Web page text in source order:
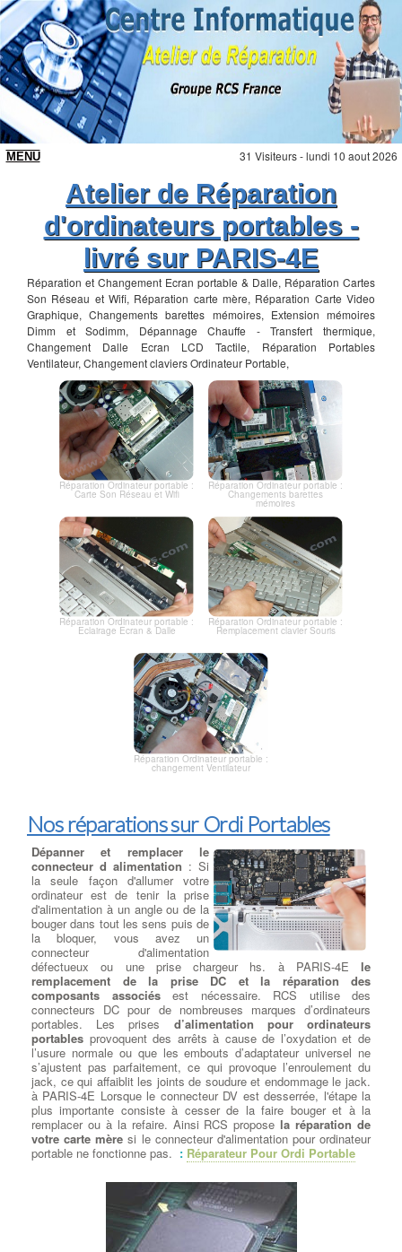
31 Visiteurs - lundi 10 aout 2026
Atelier de Réparation
d'ordinateurs portables -
livré sur PARIS-4E
Réparation et Changement Ecran portable & Dalle, Réparation Cartes
Son Réseau et Wifi, Réparation carte mère, Réparation Carte Video
Graphique, Changements barettes mémoires, Extension mémoires
Dimm et Sodimm, Dépannage Chauffe - Transfert thermique,
Changement Dalle Ecran LCD Tactile, Réparation Portables
Ventilateur, Changement claviers Ordinateur Portable,
Réparation Ordinateur portable :
Carte Son Réseau et Wifi
Réparation Ordinateur portable :
Changements barettes
mémoires
Réparation Ordinateur portable :
Eclairage Ecran & Dalle
Réparation Ordinateur portable :
Remplacement clavier Souris
Réparation Ordinateur portable :
changement Ventilateur
Nos réparations sur Ordi Portables
Dépanner et remplacer le
connecteur d alimentation : Si
la seule façon d'allumer votre
ordinateur est de tenir la prise
d'alimentation à un angle ou de la
bouger dans tout les sens puis de
la bloquer, vous avez un
connecteur d'alimentation
défectueux ou une prise chargeur hs. à PARIS-4E le
remplacement de la prise DC et la réparation des
composants associésest nécessaire. RCS utilise des
connecteurs DC pour de nombreuses marques d’ordinateurs
portables. Les prises d’alimentation pour ordinateurs
portables provoquent des arrêts à cause de l’oxydation et de
l’usure normale ou que les embouts d’adaptateur universel ne
s’ajustent pas parfaitement, ce qui provoque l’enroulement du
jack, ce qui affaiblit les joints de soudure et endommage le jack.
à PARIS-4E Lorsque le connecteur DV est desserrée, l'étape la
plus importante consiste à cesser de la faire bouger et à la
remplacer ou à la refaire. Ainsi RCS propose la réparation de
votre carte mère si le connecteur d'alimentation pour ordinateur
portable ne fonctionne pas. : Réparateur Pour Ordi Portable